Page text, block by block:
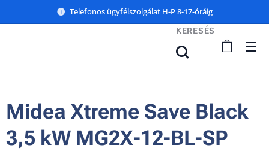
Telefonos ügyfélszolgálat H-P 8-17-óráig
KERESÉS
Midea Xtreme Save Black
3,5 kW MG2X-12-BL-SP